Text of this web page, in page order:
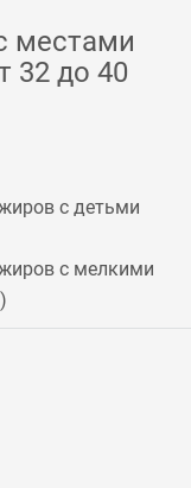
местами
32 до 40
с детьми
с мелкими
)